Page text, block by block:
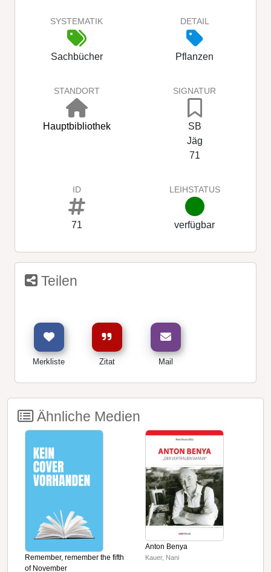
SYSTEMATIK
Sachbücher
DETAIL
Pflanzen
STANDORT
Hauptbibliothek
SIGNATUR
SB
Jäg
71
ID
71
LEIHSTATUS
verfügbar
Teilen
Merkliste Zitat Mail
Ähnliche Medien
Remember, remember the fifth
of November
Anton Benya
Kauer, Nani